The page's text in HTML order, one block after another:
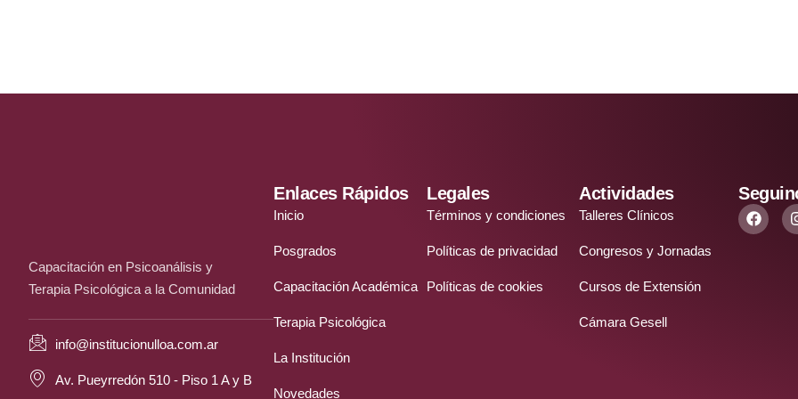
Capacitación en Psicoanálisis y
Terapia Psicológica a la Comunidad
info@institucionulloa.com.ar
Av. Pueyrredón 510 - Piso 1 A y B
Enlaces Rápidos
Inicio
Posgrados
Capacitación Académica
Terapia Psicológica
La Institución
Novedades
Legales
Términos y condiciones
Políticas de privacidad
Políticas de cookies
Actividades
Talleres Clínicos
Congresos y Jornadas
Cursos de Extensión
Cámara Gesell